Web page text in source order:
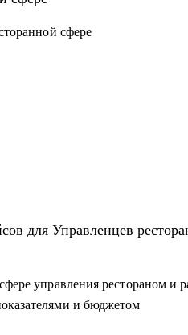
сфере
для Управленцев
управления рестораном и
и бюджетом